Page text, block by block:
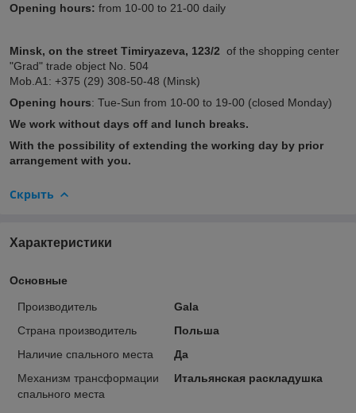
Opening hours: from 10-00 to 21-00 daily
Minsk, on the street Timiryazeva, 123/2 of the shopping center
"Grad" trade object No. 504
Mob.A1: +375 (29) 308-50-48 (Minsk)
Opening hours: Tue-Sun from 10-00 to 19-00 (closed Monday)
We work without days off and lunch breaks.
With the possibility of extending the working day by prior
arrangement with you.
Скрыть
Характеристики
Основные
Производитель
Gala
Страна производитель
Польша
Наличие спального места
Да
Механизм трансформации
спального места
Итальянская раскладушка